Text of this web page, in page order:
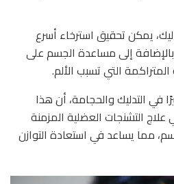
يمكن تحقيق استرخاء أسرع
إلى مساعدة الجسم على
التي تسبب الألم.
في التدليك والحجامة، أن هذا
التشنجات العضلية المزمنة
مما يساعد في استعادة التوازن